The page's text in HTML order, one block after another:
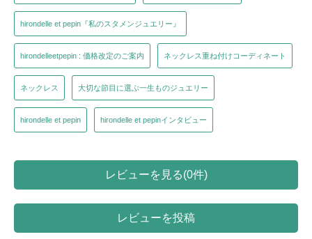
hirondelle et pepin『私のスタメンジュエリー』
hirondelleetpepin : 価格改定のご案内 ネックレス重ね付けコーディネート
ネックレス 大切な節目に選ぶ一生ものジュエリー
hirondelle et pepin hirondelle et pepinインタビュー
レビューを見る(0件)
レビューを投稿